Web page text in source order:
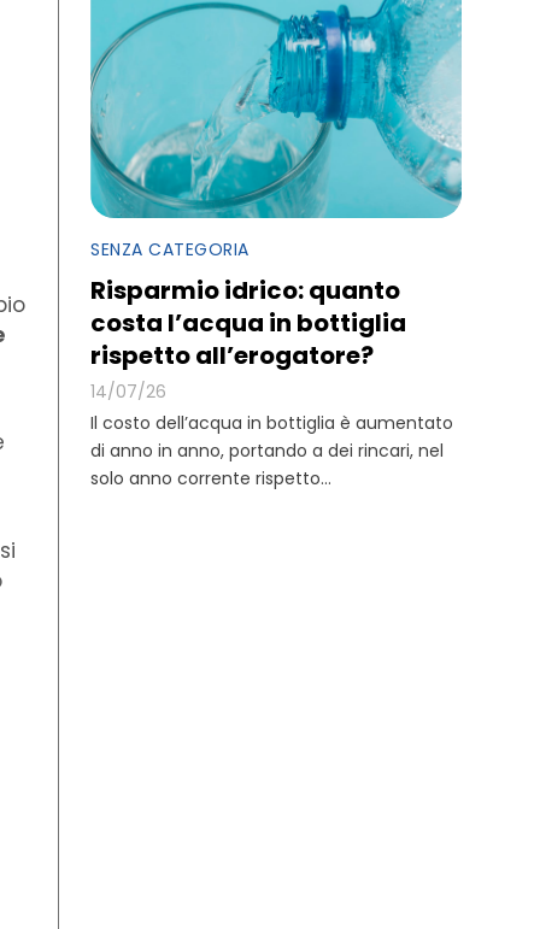
SENZA CATEGORIA
Risparmio idrico: quanto
costa l’acqua in bottiglia
rispetto all’erogatore?
14/07/26
Il costo dell’acqua in bottiglia è aumentato
di anno in anno, portando a dei rincari, nel
solo anno corrente rispetto...